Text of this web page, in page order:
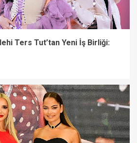
Ters Tut’tan Yeni İş Birliği: